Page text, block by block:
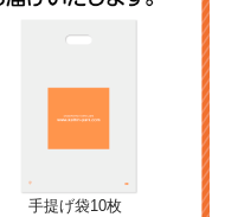
手提げ袋10枚